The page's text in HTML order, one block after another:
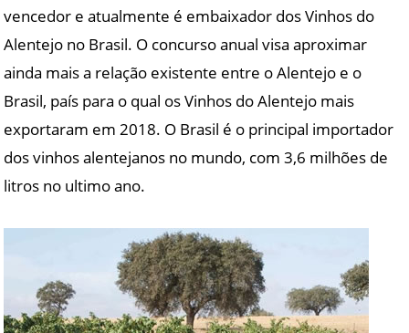
vencedor e atualmente é embaixador dos Vinhos do
Alentejo no Brasil. O concurso anual visa aproximar
ainda mais a relação existente entre o Alentejo e o
Brasil, país para o qual os Vinhos do Alentejo mais
exportaram em 2018. O Brasil é o principal importador
dos vinhos alentejanos no mundo, com 3,6 milhões de
litros no ultimo ano.